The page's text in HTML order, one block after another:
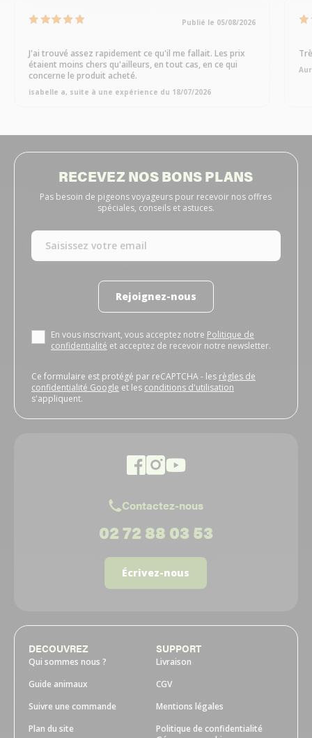
Publié le 05/08/2026
J'ai trouvé assez rapidement ce qu'il me fallait. Les prix
étaient moins chers qu'ailleurs, en tout cas, en ce qui
concerne le produit acheté.
isabelle a, suite à une expérience du 18/07/2026
RECEVEZ NOS BONS PLANS
Pas besoin de pigeons voyageurs pour recevoir nos offres
spéciales, conseils et astuces.
Rejoignez-nous
En vous inscrivant, vous acceptez notre Politique de
confidentialité et acceptez de recevoir notre newsletter.
Ce formulaire est protégé par reCAPTCHA - les règles de
confidentialité Google et les conditions d'utilisation
s'appliquent.
Contactez-nous
02 72 88 03 53
Écrivez-nous
DECOUVREZ
Qui sommes nous ?
Guide animaux
Suivre une commande
Plan du site
SUPPORT
Livraison
CGV
Mentions légales
Politique de confidentialité